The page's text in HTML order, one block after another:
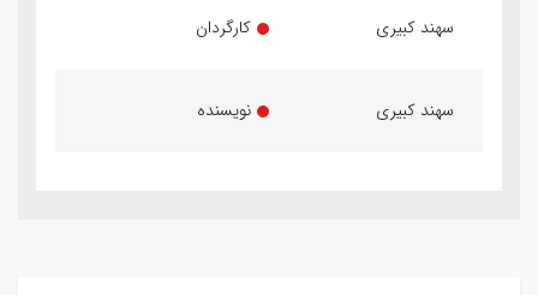
سهند کبیری کارگردان
سهند کبیری نویسنده